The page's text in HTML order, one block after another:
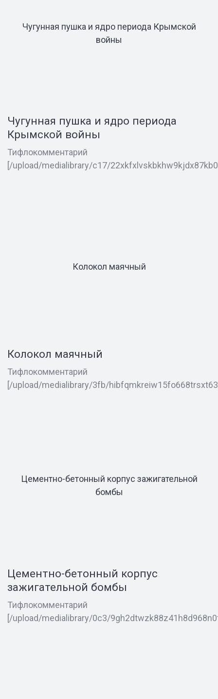
Чугунная пушка и ядро периода Крымской
войны
Чугунная пушка и ядро периода
Крымской войны
Тифлокомментарий
[/upload/medialibrary/c17/
Колокол маячный
Колокол маячный
Тифлокомментарий
[/upload/medialibrary/3fb/
Цементно-бетонный корпус зажигательной
бомбы
Цементно-бетонный корпус
зажигательной бомбы
Тифлокомментарий
[/upload/medialibrary/0c3/